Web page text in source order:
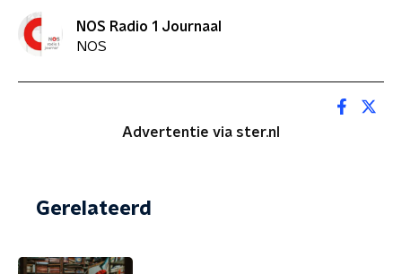
NOS Radio 1 Journaal
NOS
Advertentie via ster.nl
Gerelateerd